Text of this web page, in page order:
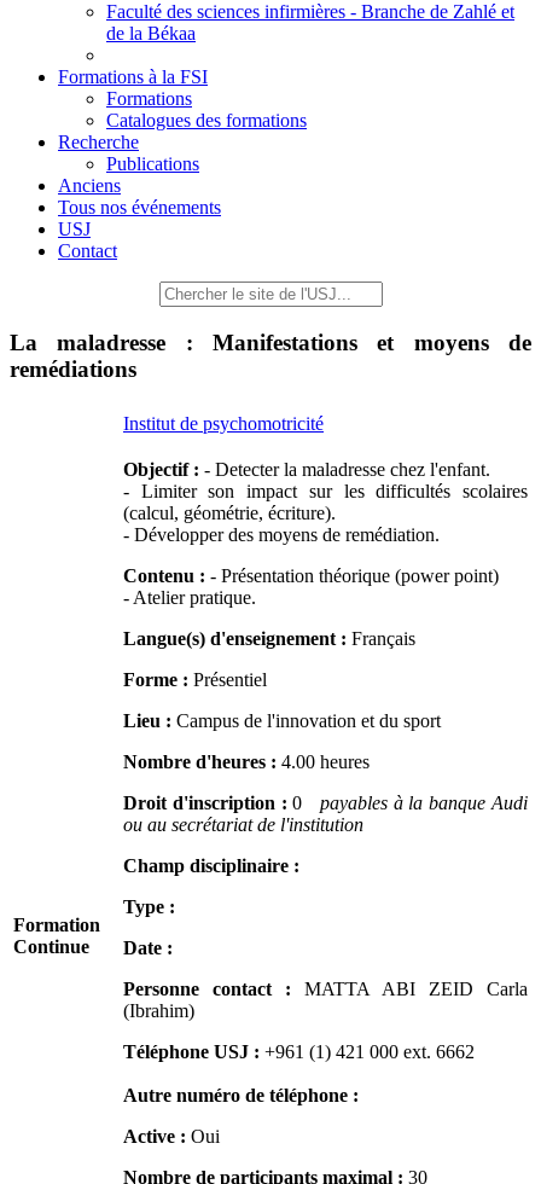
Faculté des sciences infirmières - Branche de Zahlé et
de la Békaa
Formations à la FSI
Formations
Catalogues des formations
Recherche
Publications
Anciens
Tous nos événements
USJ
Contact
La maladresse : Manifestations et moyens de
remédiations
Institut de psychomotricité
Formation
Continue
Objectif : - Detecter la maladresse chez l'enfant.
- Limiter son impact sur les difficultés scolaires
(calcul, géométrie, écriture).
- Développer des moyens de remédiation.
Contenu : - Présentation théorique (power point)
- Atelier pratique.
Langue(s) d'enseignement : Français
Forme : Présentiel
Lieu : Campus de l'innovation et du sport
Nombre d'heures : 4.00 heures
Droit d'inscription :0 payables à la banque Audi
ou au secrétariat de l'institution
Champ disciplinaire :
Type :
Date :
Personne contact : MATTA ABI ZEID Carla
(Ibrahim)
Téléphone USJ : +961 (1) 421 000 ext. 6662
Autre numéro de téléphone :
Active : Oui
Nombre de participants maximal : 30